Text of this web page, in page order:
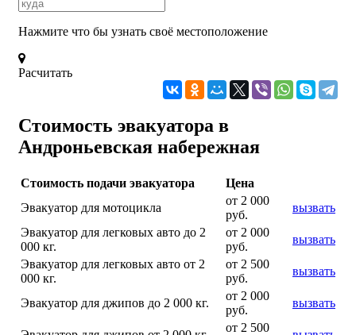
Нажмите что бы узнать своё местоположение
Расчитать
Стоимость эвакуатора в
Андроньевская набережная
Стоимость подачи эвакуатора
Цена
Эвакуатор для мотоцикла
от 2 000
руб.
вызвать
Эвакуатор для легковых авто до 2
000 кг.
от 2 000
руб.
вызвать
Эвакуатор для легковых авто от 2
000 кг.
от 2 500
руб.
вызвать
Эвакуатор для джипов до 2 000 кг.
от 2 000
руб.
вызвать
от 2 500